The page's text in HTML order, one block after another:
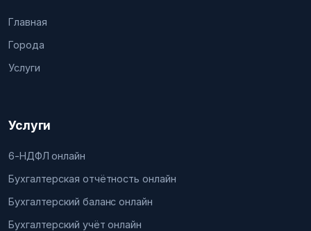
Главная
Города
Услуги
Услуги
6-НДФЛ онлайн
Бухгалтерская отчётность онлайн
Бухгалтерский баланс онлайн
Бухгалтерский учёт онлайн